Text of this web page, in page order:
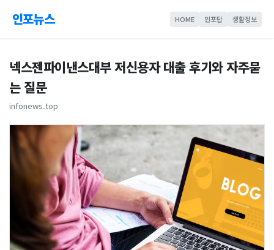
인포뉴스 HOME 인포탑 생활정보
넥스젠파이낸스대부 저신용자 대출 후기와 자주묻
는 질문
infonews.top